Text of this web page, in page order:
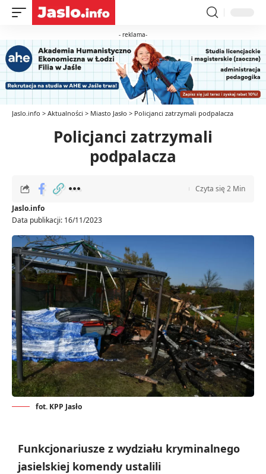
- reklama-
Jaslo.info > Aktualności > Miasto Jasło > Policjanci zatrzymali podpalacza
Policjanci zatrzymali
podpalacza
Data publikacji: 16/11/2023
Jaslo.info
Czyta się 2 Min
fot. KPP Jasło
Funkcjonariusze z wydziału kryminalnego
jasielskiej komendy ustalili